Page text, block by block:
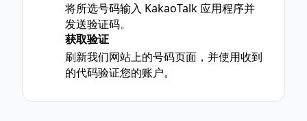
将所选号码输入 KakaoTalk 应用程序并
发送验证码。
获取验证
刷新我们网站上的号码页面，并使用收到
的代码验证您的账户。